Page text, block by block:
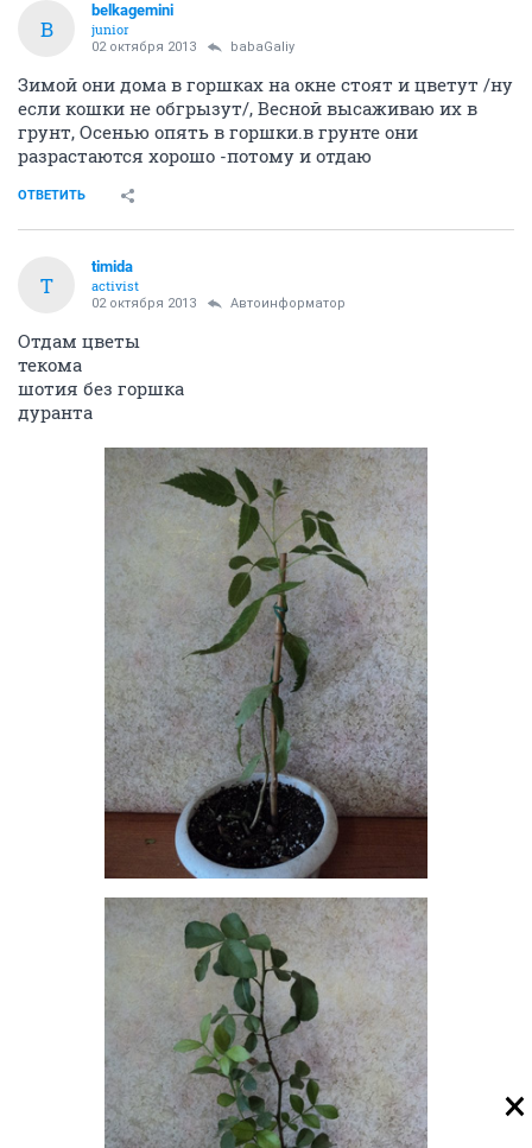
B
belkagemini
junior
02 октября 2013 babaGaliy
Зимой они дома в горшках на окне стоят и цветут /ну
если кошки не обгрызут/, Весной высаживаю их в
грунт, Осенью опять в горшки.в грунте они
разрастаются хорошо -потому и отдаю
ОТВЕТИТЬ
T
timida
activist
02 октября 2013 Автоинформатор
Отдам цветы
текома
шотия без горшка
дуранта